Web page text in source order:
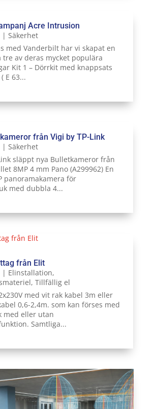
Acre Intrusion
| Säkerhet
med Vanderbilt har vi skapat en
tre av deras mycket populära
Kit 1 – Dörrkit med knappsats
E 63...
från Vigi by TP-Link
| Säkerhet
släppt nya Bulletkameror från
8MP 4 mm Pano (A299962) En
panoramakamera för
med dubbla 4...
från Elit
| Elinstallation,
, Tillfällig el
med vit rak kabel 3m eller
0,6-2,4m. som kan förses med
med eller utan
Samtliga...